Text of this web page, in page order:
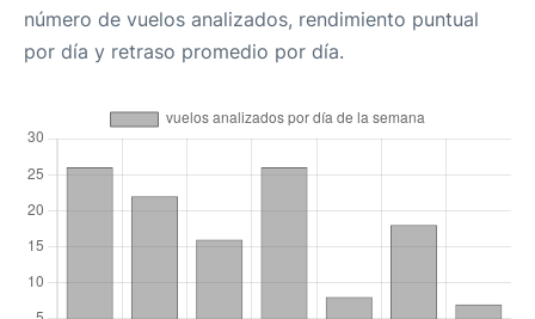
número de vuelos analizados, rendimiento puntual
por día y retraso promedio por día.